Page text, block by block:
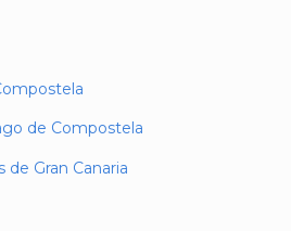
de Compostela
de Gran Canaria